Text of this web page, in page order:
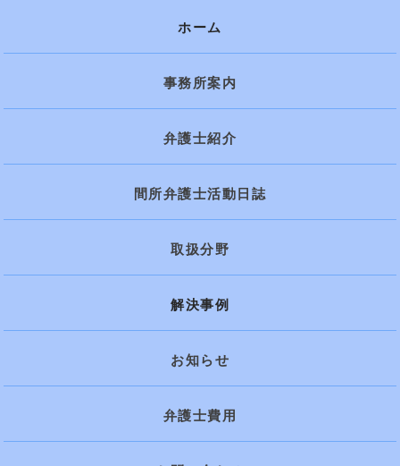
ホーム
事務所案内
弁護士紹介
間所弁護士活動日誌
取扱分野
解決事例
お知らせ
弁護士費用